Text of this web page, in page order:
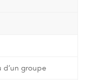
groupe